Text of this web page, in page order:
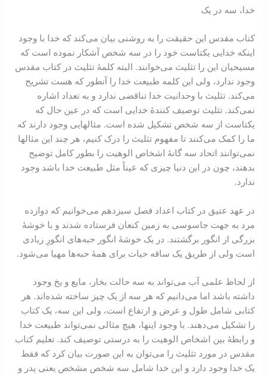
خدا، سه در یک
کتاب مقدس این حقیقت را به روشنی بیان می‌کند که خدا با وجود
اینکه خدايی یکتاست خود را در سه شخص آشکار نموده است که
مسیحیان این را تثلیث می‌خوانند. البته کلمۀ تثلیث در کتاب مقدس
وجود ندارد، ولی این کلمه طبیعت خدا را آنطور که هست تشریح
می‌کند. تثلیث با وحدانیت خدا تناقضی ندارد و به تعداد اشاره
نمی‌کند. تثلیث توصیف کنندۀ خدايی است که در عین حال که
یکتاست از سه شخص تشکیل شده است. مثالهايی وجود دارند که
ما را کمک می‌کنند تا مفهوم تثلیث را درک کنیم، هر چند این مثالها
نمی‌توانند اتحاد سه گانۀ اشخاص الوهیت را بطور کامل توضیح
بدهند، چون در این دنیا چیزی که عیناً مثل طبیعت خدا باشد وجود
ندارد.
در عهد عتیق در کتاب اعداد فصل سیزدهم می‌خوانیم که دوازده
مرد به جهت جاسوسی به زمین کنعان فرستاده شدند و با خوشۀ
بزرگی از انگور برگشتند. در یک خوشۀ انگور حبه‌های انگورِ زیادی
است ولی از طریق یک ساقه حیات برای همۀ حبه‌ها مهیا می‌شود.
از لحاظ علمی آب می‌تواند به سه حالت بخار، مایع و یخ وجود
داشته باشد اما می‌دانیم که هر سه از یک چیز ساخته شده‌اند. هر
کتابی شامل طول و عرض و ارتفاع است، ولی این سه، یک کتاب
را تشکیل می‌دهند. با وجود اینها، هیچ مثالی نمی‌تواند طبیعت خدا
و رابطۀ بین اشخاص الوهیت را به درستی توصیف کند. تعلیم کتاب
مقدس در مورد تثلیث را می‌توان به این صورت بیان کرد که فقط
یک خدا وجود دارد و این خدا شامل سه شخص مشخص یعنی پدر و